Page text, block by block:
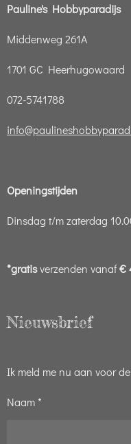
Pauline's Hobbyparadijs
Middenweg 261A
1701 GC Heerhugowaard
072-5741788
Openingstijden
Dinsdag t/m zaterdag
*gratisverzenden vanaf€
Nieuwsbrief
Ik meld me nu aan voor
Naam *